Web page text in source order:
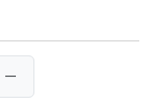
remove